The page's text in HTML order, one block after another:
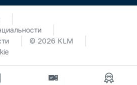
© 2026 KLM